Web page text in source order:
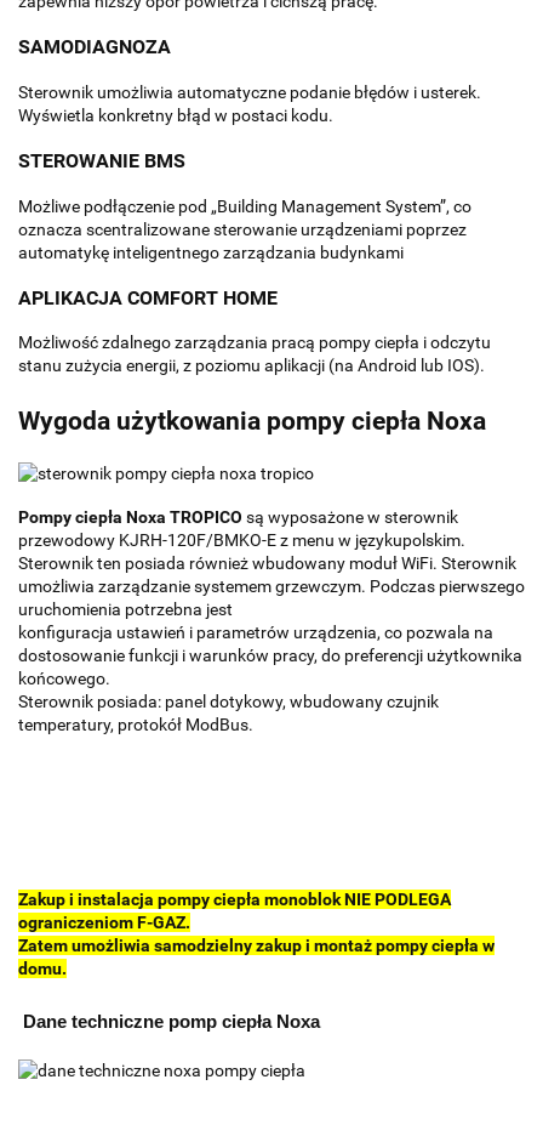
SAMODIAGNOZA
Sterownik umożliwia automatyczne podanie błędów i usterek.
Wyświetla konkretny błąd w postaci kodu.
STEROWANIE BMS
Możliwe podłączenie pod „Building Management System”, co
oznacza scentralizowane sterowanie urządzeniami poprzez
automatykę inteligentnego zarządzania budynkami
APLIKACJA COMFORT HOME
Możliwość zdalnego zarządzania pracą pompy ciepła i odczytu
stanu zużycia energii, z poziomu aplikacji (na Android lub IOS).
Wygoda użytkowania pompy ciepła Noxa
Pompy ciepła Noxa TROPICO są wyposażone w sterownik
przewodowy KJRH-120F/BMKO-E z menu w językupolskim.
Sterownik ten posiada również wbudowany moduł WiFi. Sterownik
umożliwia zarządzanie systemem grzewczym. Podczas pierwszego
uruchomienia potrzebna jest
konfiguracja ustawień i parametrów urządzenia, co pozwala na
dostosowanie funkcji i warunków pracy, do preferencji użytkownika
końcowego.
Sterownik posiada: panel dotykowy, wbudowany czujnik
temperatury, protokół ModBus.
Zakup i instalacja pompy ciepła monoblok NIE PODLEGA
ograniczeniom F-GAZ.
Zatem umożliwia samodzielny zakup i montaż pompy ciepła w
domu.
Dane techniczne pomp ciepła Noxa